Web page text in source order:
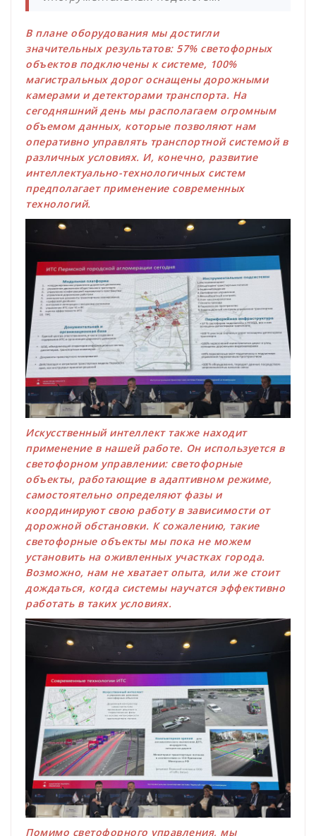
В плане оборудования мы достигли
значительных результатов: 57% светофорных
объектов подключены к системе, 100%
магистральных дорог оснащены дорожными
камерами и детекторами транспорта. На
сегодняшний день мы располагаем огромным
объемом данных, которые позволяют нам
оперативно управлять транспортной системой в
различных условиях. И, конечно, развитие
интеллектуально-технологичных систем
предполагает применение современных
технологий.
Искусственный интеллект также находит
применение в нашей работе. Он используется в
светофорном управлении: светофорные
объекты, работающие в адаптивном режиме,
самостоятельно определяют фазы и
координируют свою работу в зависимости от
дорожной обстановки. К сожалению, такие
светофорные объекты мы пока не можем
установить на оживленных участках города.
Возможно, нам не хватает опыта, или же стоит
дождаться, когда системы научатся эффективно
работать в таких условиях.
Помимо светофорного управления, мы